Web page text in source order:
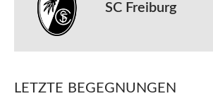
SC Freiburg
LETZTE BEGEGNUNGEN